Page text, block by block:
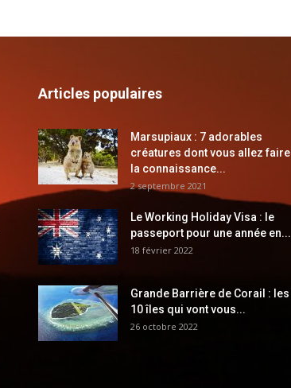
Articles populaires
Marsupiaux : 7 adorables
créatures dont vous allez faire
la connaissance...
2 septembre 2021
Le Working Holiday Visa : le
passeport pour une année en...
18 février 2022
Grande Barrière de Corail : les
10 îles qui vont vous...
26 octobre 2022